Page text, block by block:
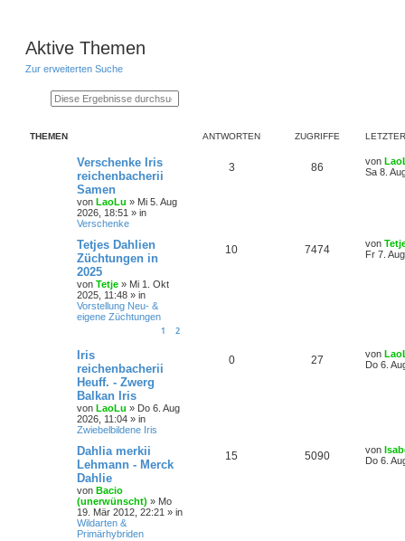
Aktive Themen
Zur erweiterten Suche
Suche
Erweiterte Suche
THEMEN ANTWORTEN ZUGRIFFE
Verschenke Iris
reichenbacherii
Samen
von LaoLu » Mi 5. Aug
2026, 18:51 » in
Verschenke
3 86 von
Sa 8.
Tetjes Dahlien
Züchtungen in
2025
von Tetje » Mi 1. Okt
2025, 11:48 » in
Vorstellung Neu- &
eigene Züchtungen
1 2
10 7474 von
Fr 7.
Iris
reichenbacherii
Heuff. - Zwerg
Balkan Iris
von LaoLu » Do 6. Aug
2026, 11:04 » in
Zwiebelbildene Iris
0 27 von
Do 6.
Dahlia merkii
Lehmann - Merck
Dahlie
von Bacio
(unerwünscht) » Mo
19. Mär 2012, 22:21 » in
Wildarten &
Primärhybriden
15 5090 von
Do 6.